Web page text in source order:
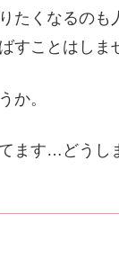
たくなるのも
すことはしま
か。
ます…どうし